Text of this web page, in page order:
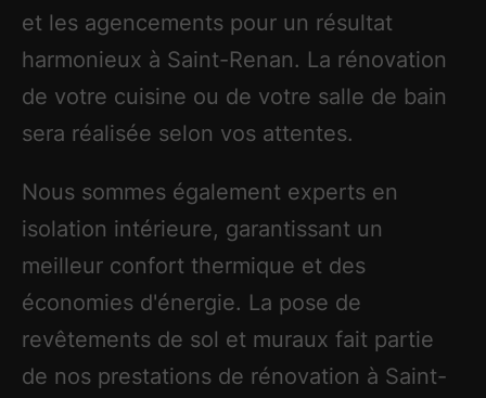
et les agencements pour un résultat
harmonieux à Saint-Renan. La rénovation
de votre cuisine ou de votre salle de bain
sera réalisée selon vos attentes.
Nous sommes également experts en
isolation intérieure, garantissant un
meilleur confort thermique et des
économies d'énergie. La pose de
revêtements de sol et muraux fait partie
de nos prestations de rénovation à Saint-